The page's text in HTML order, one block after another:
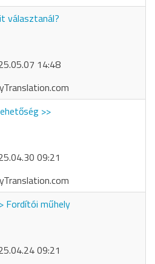
választanál?
14:48
>>
09:21
Fordítói műhely
09:21